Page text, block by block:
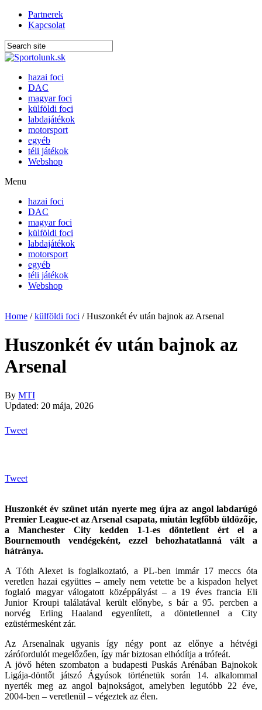
Partnerek
Kapcsolat
hazai foci
DAC
magyar foci
külföldi foci
labdajátékok
motorsport
egyéb
téli játékok
Webshop
Menu
hazai foci
DAC
magyar foci
külföldi foci
labdajátékok
motorsport
egyéb
téli játékok
Webshop
Home /külföldi foci /Huszonkét év után bajnok az Arsenal
Huszonkét év után bajnok az
Arsenal
By MTI
Updated: 20 mája, 2026
Tweet
Tweet
Huszonkét év szünet után nyerte meg újra az angol labdarúgó
Premier League-et az Arsenal csapata, miután legfőbb üldözője,
a Manchester City kedden 1-1-es döntetlent ért el a
Bournemouth vendégeként, ezzel behozhatatlanná vált a
hátránya.
A Tóth Alexet is foglalkoztató, a PL-ben immár 17 meccs óta
veretlen hazai együttes – amely nem vetette be a kispadon helyet
foglaló magyar válogatott középpályást – a 19 éves francia Eli
Junior Kroupi találatával került előnybe, s bár a 95. percben a
norvég Erling Haaland egyenlített, a döntetlennel a City
ezüstérmesként zár.
Az Arsenalnak ugyanis így négy pont az előnye a hétvégi
zárófordulót megelőzően, így már biztosan elhódítja a trófeát.
A jövő héten szombaton a budapesti Puskás Arénában Bajnokok
Ligája-döntőt játszó Ágyúsok történetük során 14. alkalommal
nyerték meg az angol bajnokságot, amelyben legutóbb 22 éve,
2004-ben – veretlenül – végeztek az élen.